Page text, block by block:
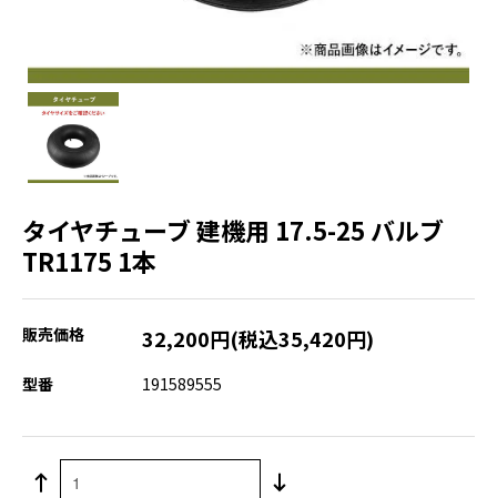
タイヤチューブ 建機用 17.5-25 バルブ
TR1175 1本
販売価格 32,200円(税込35,420円)
型番 191589555